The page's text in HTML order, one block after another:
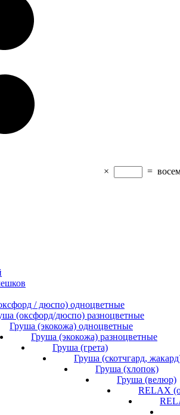
× =
/ дюспо) одноцветные
(оксфорд/дюспо) разноцветные
Груша (экокожа) одноцветные
Груша (экокожа) разноцветные
Груша (грета)
Груша (скотчгард,
Груша (хлопок)
Груша (велюр)
RELAX